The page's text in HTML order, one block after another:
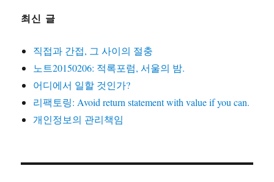
최신 글
직접과 간접, 그 사이의 절충
노트20150206: 적록포럼, 서울의 밤.
어디에서 일할 것인가?
리팩토링: Avoid return statement with value if you can.
개인정보의 관리책임